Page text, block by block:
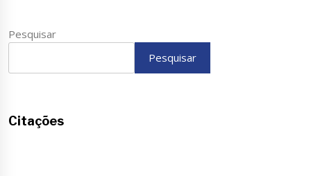
Pesquisar
Pesquisar
Citações